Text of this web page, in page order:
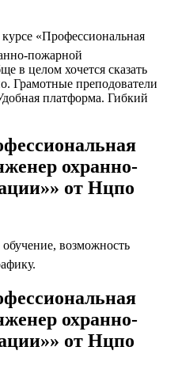
курсе «Профессиональная
пожарной
в целом хочется сказать
Грамотные преподователи
платформа. Гибкий
охранно-
от Нцпо
обучение, возможность
охранно-
от Нцпо